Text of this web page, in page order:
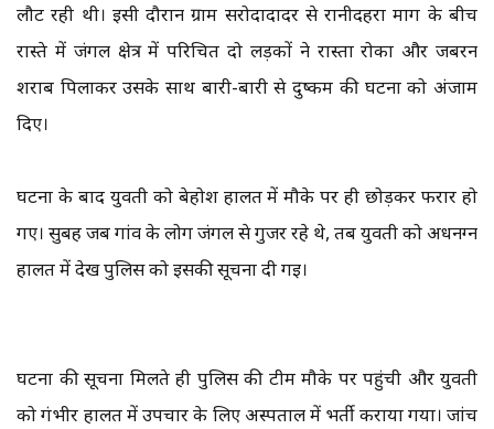
लौट रही थी। इसी दौरान ग्राम सरोदादादर से रानीदहरा मार्ग के बीच
रास्ते में जंगल क्षेत्र में परिचित दो लड़कों ने रास्ता रोका और जबरन
शराब पिलाकर उसके साथ बारी-बारी से दुष्कर्म की घटना को अंजाम
दिए।
घटना के बाद युवती को बेहोश हालत में मौके पर ही छोड़कर फरार हो
गए। सुबह जब गांव के लोग जंगल से गुजर रहे थे, तब युवती को अर्धनग्न
हालत में देख पुलिस को इसकी सूचना दी गई।
घटना की सूचना मिलते ही पुलिस की टीम मौके पर पहुंची और युवती
को गंभीर हालत में उपचार के लिए अस्पताल में भर्ती कराया गया। जांच